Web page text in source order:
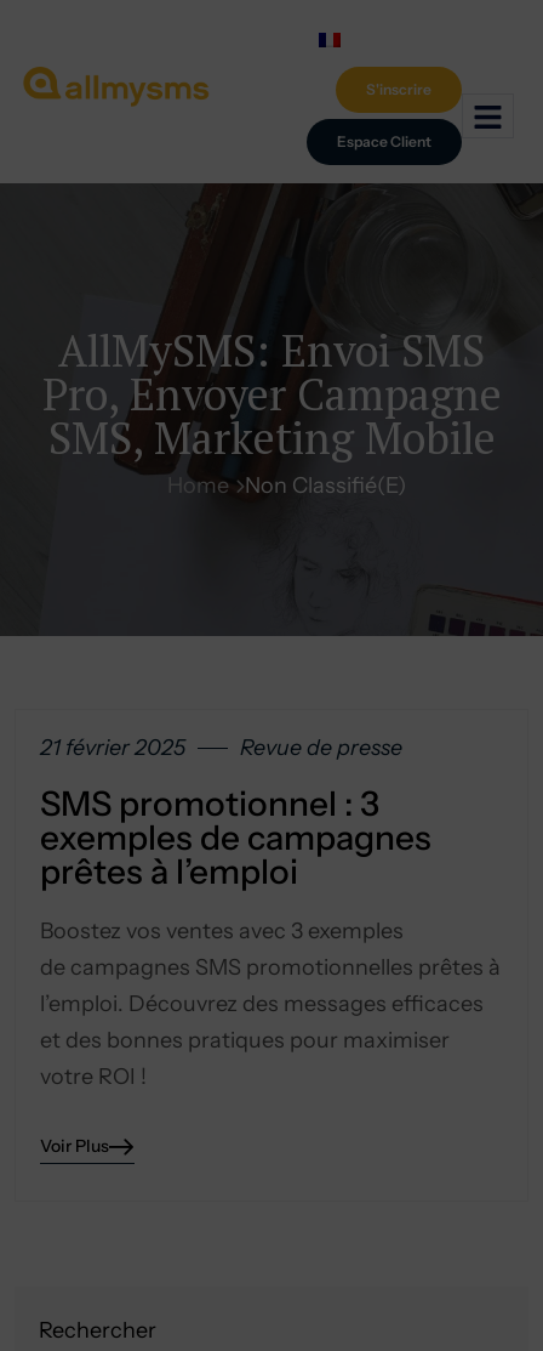
Espace Client
S'inscrire
AllMySMS: Envoi SMS
Pro, Envoyer Campagne
SMS, Marketing Mobile
Home Non Classifié(e)
Rechercher
21 février 2025 Revue de presse
SMS promotionnel : 3
exemples de campagnes
prêtes à l’emploi
Boostez vos ventes avec 3 exemples
de campagnes SMS promotionnelles prêtes à
l’emploi. Découvrez des messages efficaces
et des bonnes pratiques pour maximiser
votre ROI !
Voir Plus